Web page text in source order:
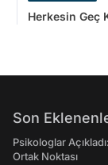
Herkesin Geç
Son
Psikologlar
Ortak Noktası